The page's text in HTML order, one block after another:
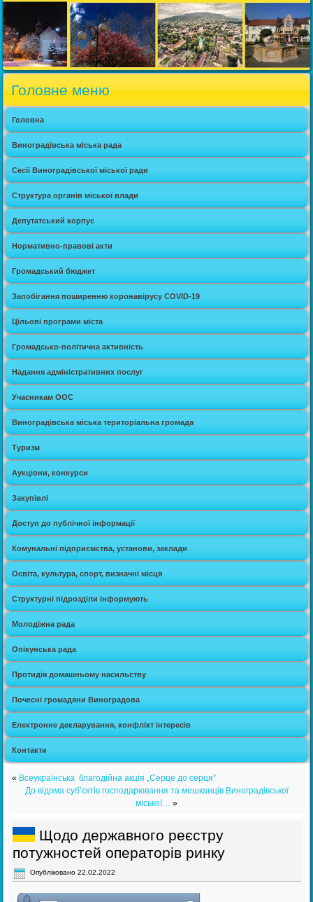
Головне меню
Головна
Виноградівська міська рада
Сесії Виноградівської міської ради
Структура органів міської влади
Депутатський корпус
Нормативно-правові акти
Громадський бюджет
Запобігання поширенню коронавірусу COVID-19
Цільові програми міста
Громадсько-політична активність
Надання адміністративних послуг
Учасникам ООС
Виноградівська міська територіальна громада
Туризм
Аукціони, конкурси
Закупівлі
Доступ до публічної інформації
Комунальні підприємства, установи, заклади
Освіта, культура, спорт, визначні місця
Структурні підрозділи інформують
Молодіжна рада
Опікунська рада
Протидія домашньому насильству
Почесні громадяни Виноградова
Електронне декларування, конфлікт інтересів
Контакти
« Всеукраїнська благодійна акція „Серце до серця”
До відома суб’єктів господарювання та мешканців Виноградівської
міської… »
Щодо державного реєстру
потужностей операторів ринку
Опубліковано 22.02.2022